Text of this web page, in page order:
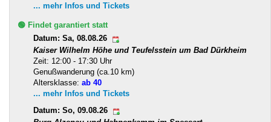
... mehr Infos und Tickets
🟢 Findet garantiert statt
Datum: Sa, 08.08.26
Kaiser Wilhelm Höhe und Teufelsstein um Bad Dürkheim
Zeit: 12:00 - 17:30 Uhr
Genußwanderung (ca.10 km)
Altersklasse: ab 40
... mehr Infos und Tickets
Datum: So, 09.08.26